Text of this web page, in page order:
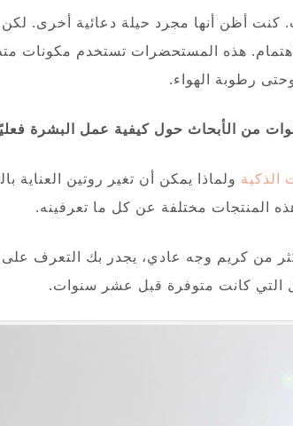
كنت أظن أنها مجرد حيلة دعائية أخرى.
هذه المستحضرات تستخدم مكونات
رطوبة الهواء.
الذكية ولماذا يمكن أن تغير روتين العناية
المنتجات مختلفة عن كل ما تعرفينه.
من كريم وجه عادي، يجدر بك التعرف
التي كانت متوفرة قبل عشر سنوات.